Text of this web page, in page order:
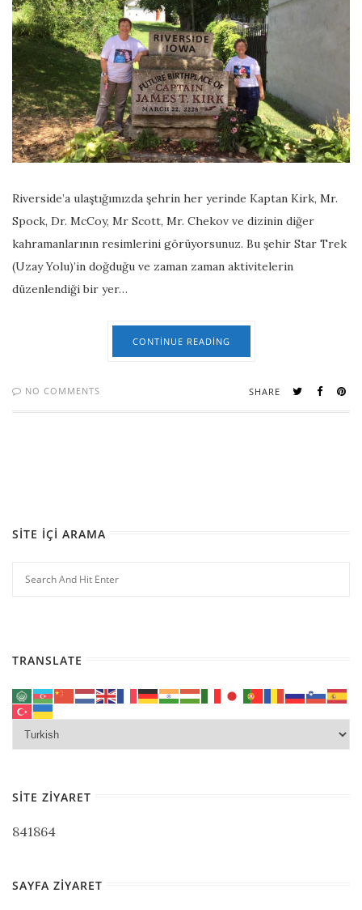
Riverside’a ulaştığımızda şehrin her yerinde Kaptan Kirk, Mr.
Spock, Dr. McCoy, Mr Scott, Mr. Chekov ve dizinin diğer
kahramanlarının resimlerini görüyorsunuz. Bu şehir Star Trek
(Uzay Yolu)’in doğduğu ve zaman zaman aktivitelerin
düzenlendiği bir yer…
CONTINUE READING
NO COMMENTS SHARE
SITE İÇI ARAMA
TRANSLATE
SITE ZIYARET
841864
SAYFA ZIYARET